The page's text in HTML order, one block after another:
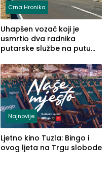
Crna Hronika
Uhapšen vozač koji je
usmrtio dva radnika
putarske službe na putu
(FOTO)
Najnovije
Ljetno kino Tuzla: Bingo i
ovog ljeta na Trgu slobode